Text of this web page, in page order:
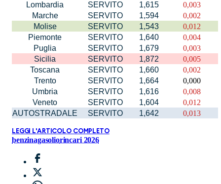
Lombardia
SERVITO 1,615
0,003
Marche
SERVITO 1,594
0,002
Molise
SERVITO 1,543
0,012
Piemonte
SERVITO 1,640
0,004
Puglia
SERVITO 1,679
0,003
Sicilia
SERVITO 1,872
0,005
Toscana
SERVITO 1,660
0,002
Trento
SERVITO 1,664
0,000
Umbria
SERVITO 1,616
0,008
Veneto
SERVITO 1,604
0,012
AUTOSTRADALE
SERVITO 1,642 0,013
LEGGI L'ARTICOLO COMPLETO
benzinagasoliorincari 2026